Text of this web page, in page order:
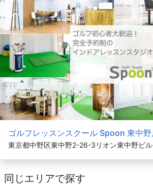
ゴルフレッスンスクール Spoon 東中
東京都中野区東中野2-26-3リオン東中野ビ
同じエリアで探す